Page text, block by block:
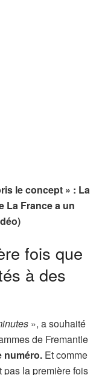
le concept » : La
La France a un
fois que
à des
», a souhaité
de Fremantle
numéro. Et comme
pas la première fois